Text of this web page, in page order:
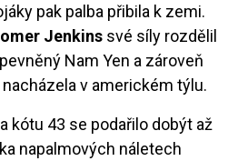
pak palba přibila k zemi.
Jenkins své síly rozdělil
Nam Yen a zároveň
v americkém týlu.
kótu 43 se podařilo dobýt až
napalmových náletech